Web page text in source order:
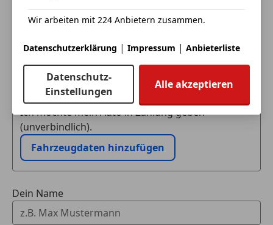
Eintauschwagen: Kaufen und verkaufen in nur einem
Ich möchte mein Auto in Zahlung geben
(unverbindlich).
Fahrzeugdaten hinzufügen
Dein Name
Wir arbeiten mit 224 Anbietern zusammen.
Datenschutzerklärung | Impressum | Anbieterliste
Datenschutz-
Einstellungen
Alle akzeptieren